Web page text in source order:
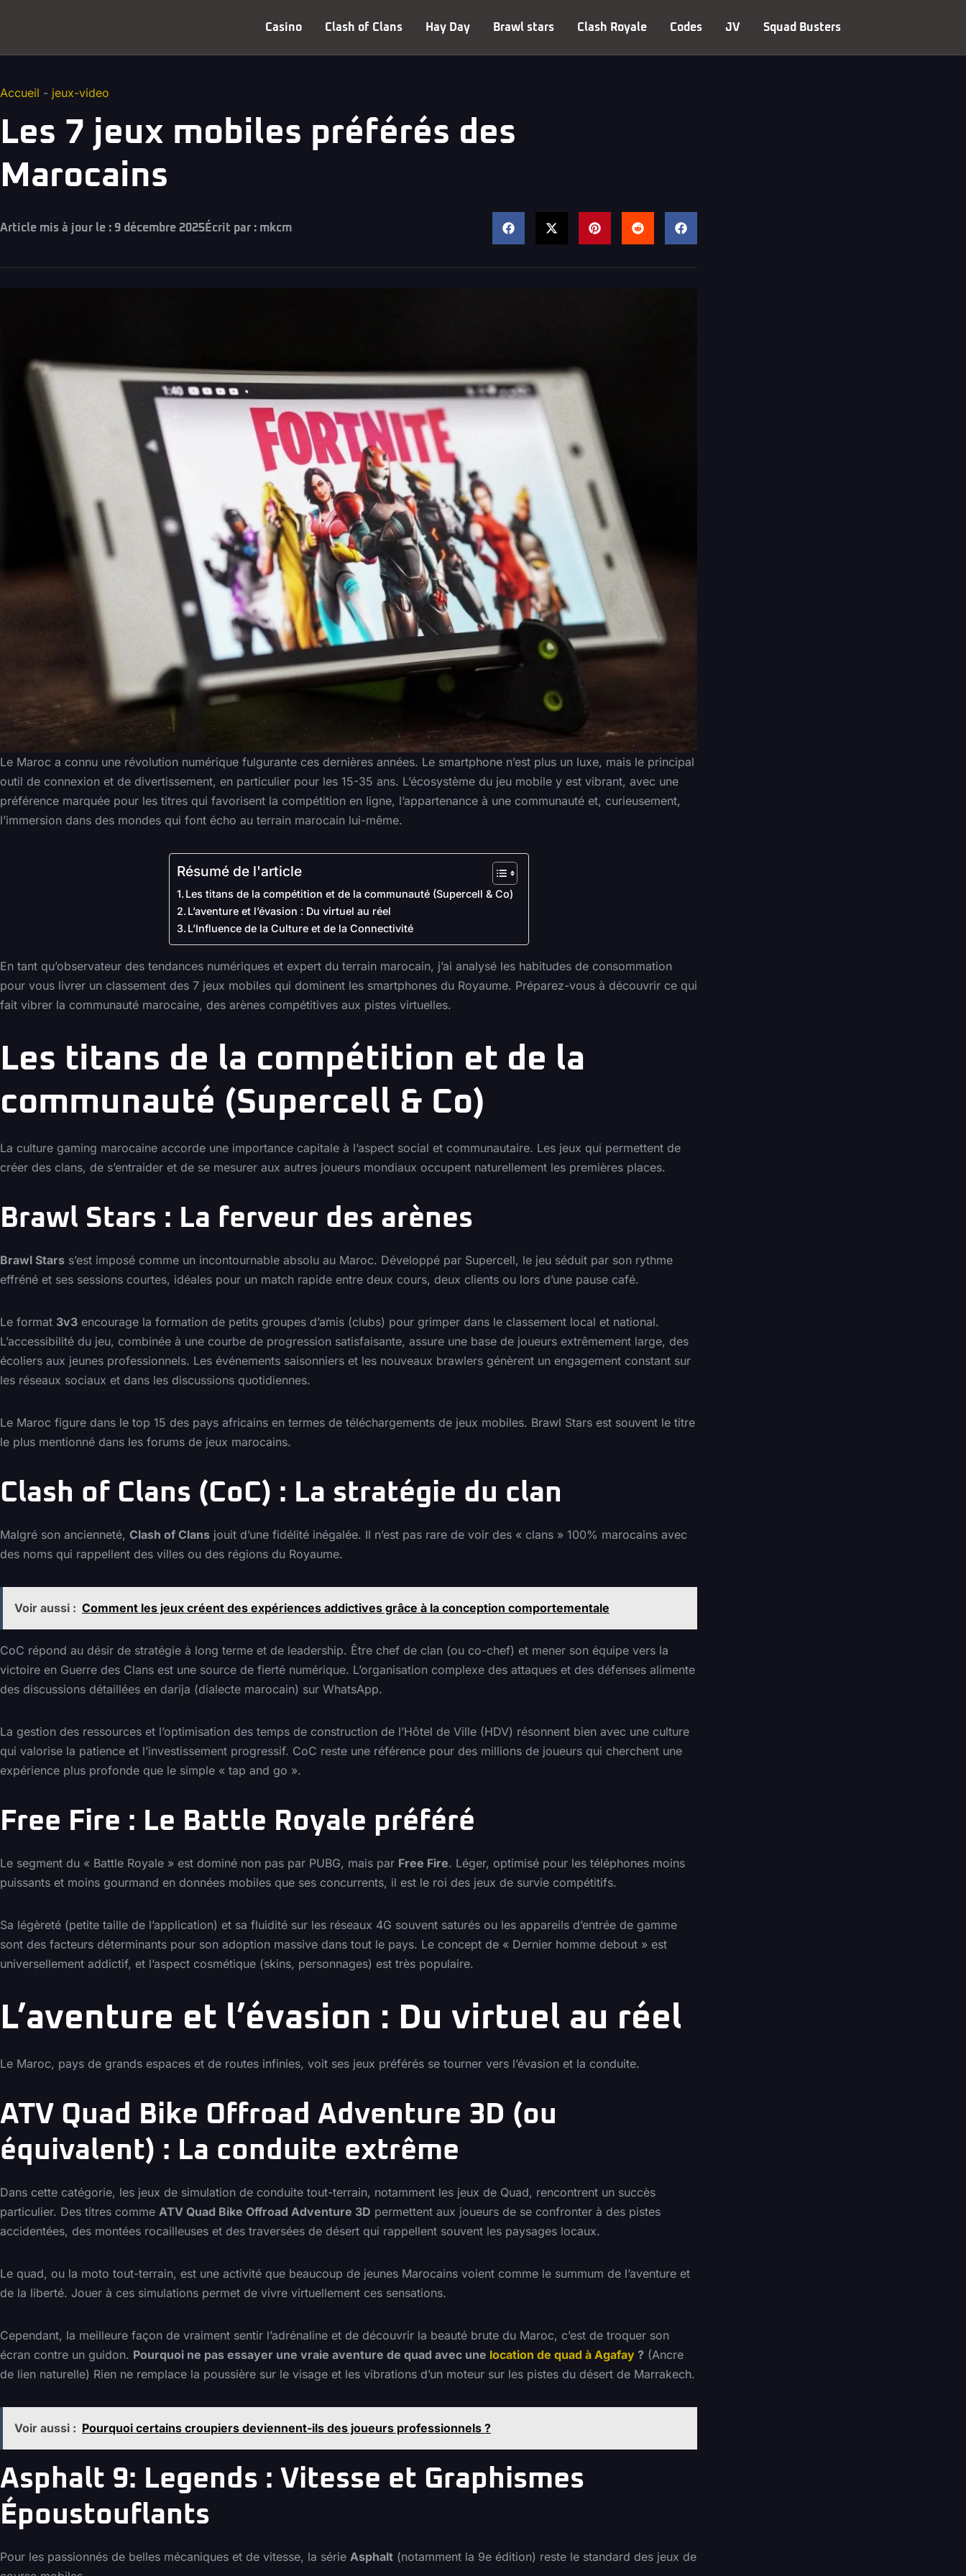
Casino Clash of Clans Hay Day Brawl stars Clash Royale Codes JV Squad Busters
Accueil - jeux-video
Les 7 jeux mobiles préférés des
Marocains
Article mis à jour le : 9 décembre 2025Écrit par : mkcm
Le Maroc a connu une révolution numérique fulgurante ces dernières années. Le smartphone n’est plus un luxe, mais le principal
outil de connexion et de divertissement, en particulier pour les 15-35 ans. L’écosystème du jeu mobile y est vibrant, avec une
préférence marquée pour les titres qui favorisent la compétition en ligne, l’appartenance à une communauté et, curieusement,
l’immersion dans des mondes qui font écho au terrain marocain lui-même.
Résumé de l'article
Les titans de la compétition et de la communauté (Supercell & Co)
L’aventure et l’évasion : Du virtuel au réel
L’Influence de la Culture et de la Connectivité
En tant qu’observateur des tendances numériques et expert du terrain marocain, j’ai analysé les habitudes de consommation
pour vous livrer un classement des 7 jeux mobiles qui dominent les smartphones du Royaume. Préparez-vous à découvrir ce qui
fait vibrer la communauté marocaine, des arènes compétitives aux pistes virtuelles.
Les titans de la compétition et de la
communauté (Supercell & Co)
La culture gaming marocaine accorde une importance capitale à l’aspect social et communautaire. Les jeux qui permettent de
créer des clans, de s’entraider et de se mesurer aux autres joueurs mondiaux occupent naturellement les premières places.
Brawl Stars : La ferveur des arènes
Brawl Stars s’est imposé comme un incontournable absolu au Maroc. Développé par Supercell, le jeu séduit par son rythme
effréné et ses sessions courtes, idéales pour un match rapide entre deux cours, deux clients ou lors d’une pause café.
Le format 3v3 encourage la formation de petits groupes d’amis (clubs) pour grimper dans le classement local et national.
L’accessibilité du jeu, combinée à une courbe de progression satisfaisante, assure une base de joueurs extrêmement large, des
écoliers aux jeunes professionnels. Les événements saisonniers et les nouveaux brawlers génèrent un engagement constant sur
les réseaux sociaux et dans les discussions quotidiennes.
Le Maroc figure dans le top 15 des pays africains en termes de téléchargements de jeux mobiles. Brawl Stars est souvent le titre
le plus mentionné dans les forums de jeux marocains.
Clash of Clans (CoC) : La stratégie du clan
Malgré son ancienneté, Clash of Clans jouit d’une fidélité inégalée. Il n’est pas rare de voir des « clans » 100% marocains avec
des noms qui rappellent des villes ou des régions du Royaume.
Voir aussi : Comment les jeux créent des expériences addictives grâce à la conception comportementale
CoC répond au désir de stratégie à long terme et de leadership. Être chef de clan (ou co-chef) et mener son équipe vers la
victoire en Guerre des Clans est une source de fierté numérique. L’organisation complexe des attaques et des défenses alimente
des discussions détaillées en darija (dialecte marocain) sur WhatsApp.
La gestion des ressources et l’optimisation des temps de construction de l’Hôtel de Ville (HDV) résonnent bien avec une culture
qui valorise la patience et l’investissement progressif. CoC reste une référence pour des millions de joueurs qui cherchent une
expérience plus profonde que le simple « tap and go ».
Free Fire : Le Battle Royale préféré
Le segment du « Battle Royale » est dominé non pas par PUBG, mais par Free Fire. Léger, optimisé pour les téléphones moins
puissants et moins gourmand en données mobiles que ses concurrents, il est le roi des jeux de survie compétitifs.
Sa légèreté (petite taille de l’application) et sa fluidité sur les réseaux 4G souvent saturés ou les appareils d’entrée de gamme
sont des facteurs déterminants pour son adoption massive dans tout le pays. Le concept de « Dernier homme debout » est
universellement addictif, et l’aspect cosmétique (skins, personnages) est très populaire.
L’aventure et l’évasion : Du virtuel au réel
Le Maroc, pays de grands espaces et de routes infinies, voit ses jeux préférés se tourner vers l’évasion et la conduite.
ATV Quad Bike Offroad Adventure 3D (ou
équivalent) : La conduite extrême
Dans cette catégorie, les jeux de simulation de conduite tout-terrain, notamment les jeux de Quad, rencontrent un succès
particulier. Des titres comme ATV Quad Bike Offroad Adventure 3D permettent aux joueurs de se confronter à des pistes
accidentées, des montées rocailleuses et des traversées de désert qui rappellent souvent les paysages locaux.
Le quad, ou la moto tout-terrain, est une activité que beaucoup de jeunes Marocains voient comme le summum de l’aventure et
de la liberté. Jouer à ces simulations permet de vivre virtuellement ces sensations.
Cependant, la meilleure façon de vraiment sentir l’adrénaline et de découvrir la beauté brute du Maroc, c’est de troquer son
écran contre un guidon. Pourquoi ne pas essayer une vraie aventure de quad avec une location de quad à Agafay ? (Ancre
de lien naturelle) Rien ne remplace la poussière sur le visage et les vibrations d’un moteur sur les pistes du désert de Marrakech.
Voir aussi : Pourquoi certains croupiers deviennent-ils des joueurs professionnels ?
Asphalt 9: Legends : Vitesse et Graphismes
Époustouflants
Pour les passionnés de belles mécaniques et de vitesse, la série Asphalt (notamment la 9e édition) reste le standard des jeux de